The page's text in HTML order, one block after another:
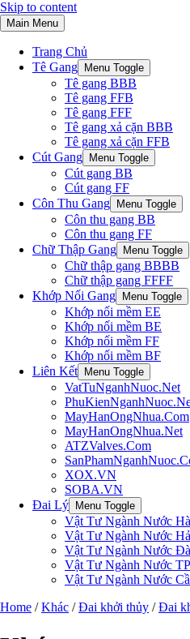
Skip to content
Main Menu
Trang Chủ
Tê Gang
Menu Toggle
Tê gang BBB
Tê gang FFB
Tê gang FFF
Tê gang xả cặn BBB
Tê gang xả cặn FFB
Cút Gang
Menu Toggle
Cút gang BB
Cút gang FF
Côn Thu Gang
Menu Toggle
Côn thu gang BB
Côn thu gang FF
Chữ Thập Gang
Menu Toggle
Chữ thập gang BBBB
Chữ thập gang FFFF
Khớp Nối Gang
Menu Toggle
Khớp nối mềm EE
Khớp nối mềm BE
Khớp nối mềm FF
Khớp nối mềm BF
Liên Kết
Menu Toggle
VatTuNganhNuoc.Net
MayHanOngNhua.Com
MayHanOngNhua.Net
ATZValves.Com
XOX.VN
SOBA.VN
Đai Lý
Menu Toggle
Vật Tư Ngành Nước
Vật Tư Ngành Nước
Vật Tư Ngành Nước
Vật Tư Ngành Nước
Vật Tư Ngành Nước
Home /Khác /Đai khởi thủy /Đai